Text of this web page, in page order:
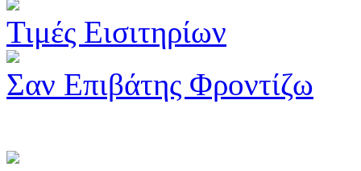
Τιμές Εισιτηρίων
Σαν Επιβάτης Φροντίζω